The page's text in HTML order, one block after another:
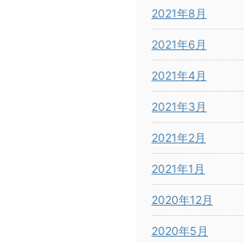
2021年8月
2021年6月
2021年4月
2021年3月
2021年2月
2021年1月
2020年12月
2020年5月